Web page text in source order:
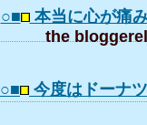
○■ 本当に心が痛
the
○■ 今度はドーナ